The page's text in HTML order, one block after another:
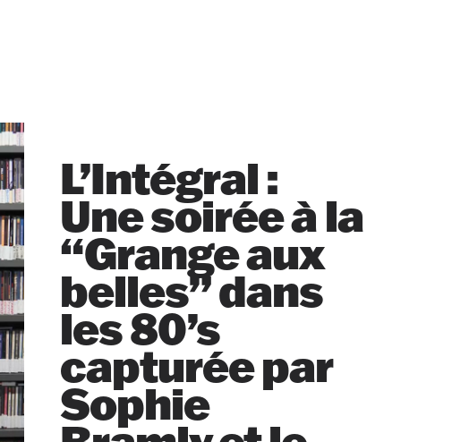
L’Intégral :
Une soirée à la
“Grange aux
belles” dans
les 80’s
capturée par
Sophie